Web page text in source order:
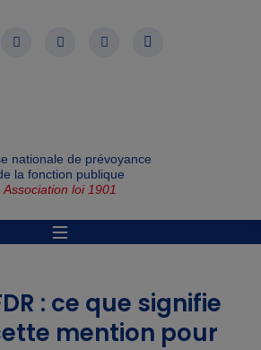
nationale de prévoyance
la fonction publique
Association loi 1901
: ce que signifie
mention pour